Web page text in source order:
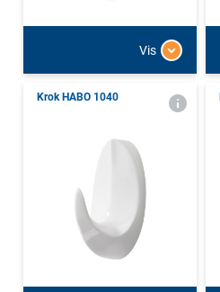
Vis
Krok HABO 1040